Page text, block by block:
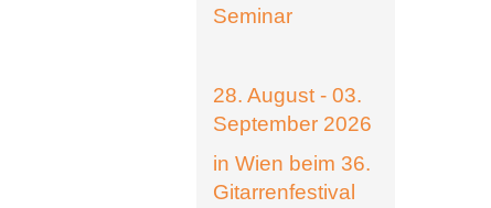
Seminar
28. August - 03.
September 2026
in Wien beim 36.
Gitarrenfestival